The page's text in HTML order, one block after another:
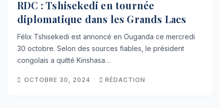
RDC : Tshisekedi en tournée
diplomatique dans les Grands Lacs
Félix Tshisekedi est annoncé en Ouganda ce mercredi
30 octobre. Selon des sources fiables, le président
congolais a quitté Kinshasa…
OCTOBRE 30, 2024 RÉDACTION